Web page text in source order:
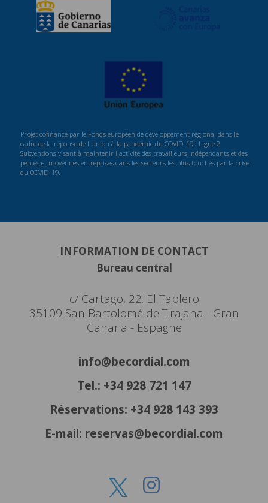
Projet cofinancé par le Fonds européen de développement régional dans le
cadre de la réponse de l'Union à la pandémie du COVID-19 : Ligne 2
Subventions visant à maintenir l'activité des travailleurs indépendants et des
petites et moyennes entreprises dans les secteurs les plus touchés par la crise
du COVID-19.
INFORMATION DE CONTACT
Bureau central
c/ Cartago, 22. El Tablero
35109 San Bartolomé de Tirajana - Gran
Canaria - Espagne
info@becordial.com
Tel.: +34 928 721 147
Réservations: +34 928 143 393
E-mail: reservas@becordial.com